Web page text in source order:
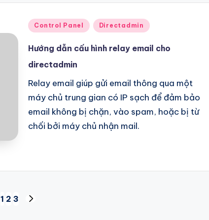
Posted
Control Panel Directadmin
Hướng dẫn cấu hình relay email cho
directadmin
Relay email giúp gửi email thông qua một
máy chủ trung gian có IP sạch để đảm bảo
email không bị chặn, vào spam, hoặc bị từ
chối bởi máy chủ nhận mail.
1 2 3